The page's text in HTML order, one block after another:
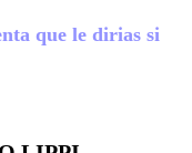
que le dirias si